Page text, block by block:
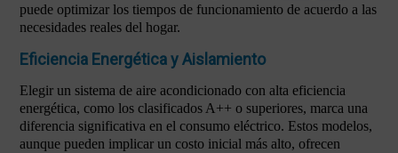
puede optimizar los tiempos de funcionamiento de acuerdo a las
necesidades reales del hogar.
Eficiencia Energética y Aislamiento
Elegir un sistema de aire acondicionado con alta eficiencia
energética, como los clasificados A++ o superiores, marca una
diferencia significativa en el consumo eléctrico. Estos modelos,
aunque pueden implicar un costo inicial más alto, ofrecen